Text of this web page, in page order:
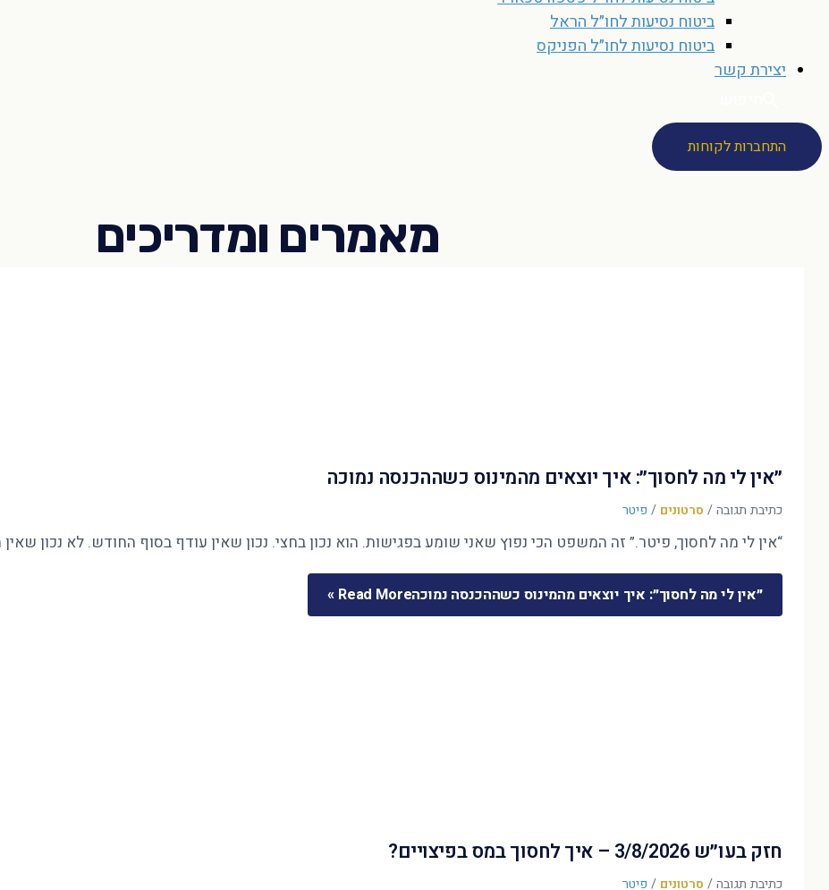
ביטוח נסיעות לחו״ל הראל
ביטוח נסיעות לחו״ל הפניקס
יצירת קשר
התחברות לקוחות
״אין לי מה לחסוך״: איך יוצאים מהמינוס כשההכנסה נמוכה
כתיבת תגובה/ סרטונים / פיטר
“אין לי מה לחסוך, פיטר.” זה המשפט הכי נפוץ שאני שומע בפגישות. הוא נכון בחצי. נכון שאין עודף בסוף החודש. לא נכון
״אין לי מה לחסוך״: איך יוצאים מהמינוס כשההכנסה נמוכהRead More »
חזק בעו״ש 3/8/2026 – איך לחסוך במס בפיצויים?
כתיבת תגובה/ סרטונים / פיטר